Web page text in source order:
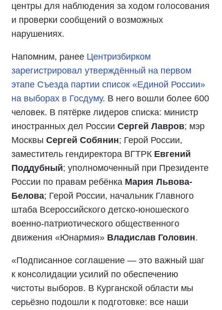
центры для наблюдения за ходом голосования
и проверки сообщений о возможных
нарушениях.
Напомним, ранее Центризбирком
зарегистрировал утверждённый на первом
этапе Съезда партии список «Единой России»
на выборах в Госдуму. В него вошли более 600
человек. В пятёрке лидеров списка: министр
иностранных дел России Сергей Лавров; мэр
Москвы Сергей Собянин; Герой России,
заместитель гендиректора ВГТРК Евгений
Поддубный; уполномоченный при Президенте
России по правам ребёнка Мария Львова-
Белова; Герой России, начальник Главного
штаба Всероссийского детско-юношеского
военно-патриотического общественного
движения «Юнармия» Владислав Головин.
«Подписанное соглашение — это важный шаг
к консолидации усилий по обеспечению
чистоты выборов. В Курганской области мы
серьёзно подошли к подготовке: все наши